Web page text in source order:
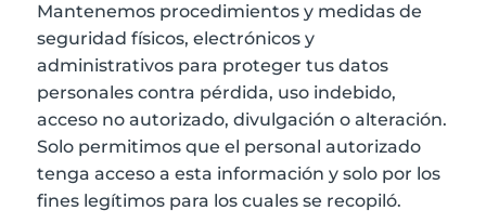
Mantenemos procedimientos y medidas de
seguridad físicos, electrónicos y
administrativos para proteger tus datos
personales contra pérdida, uso indebido,
acceso no autorizado, divulgación o alteración.
Solo permitimos que el personal autorizado
tenga acceso a esta información y solo por los
fines legítimos para los cuales se recopiló.